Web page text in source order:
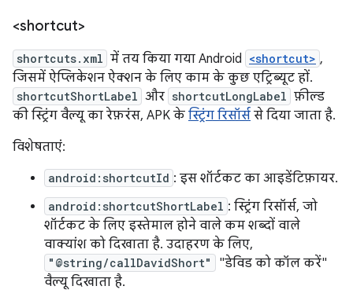
<shortcut>
shortcuts.xml में तय किया गया Android <shortcut> ,
जिसमें ऐप्लिकेशन ऐक्शन के लिए काम के कुछ एट्रिब्यूट हों.
shortcutShortLabel और shortcutLongLabel फ़ील्ड
की स्ट्रिंग वैल्यू का रेफ़रंस, APK के स्ट्रिंग रिसॉर्स से दिया जाता है.
विशेषताएं:
android:shortcutId : इस शॉर्टकट का आइडेंटिफ़ायर.
android:shortcutShortLabel : स्ट्रिंग रिसॉर्स, जो
शॉर्टकट के लिए इस्तेमाल होने वाले कम शब्दों वाले
वाक्यांश को दिखाता है. उदाहरण के लिए,
"@string/callDavidShort"
"डेविड को कॉल करें"
वैल्यू दिखाता है.